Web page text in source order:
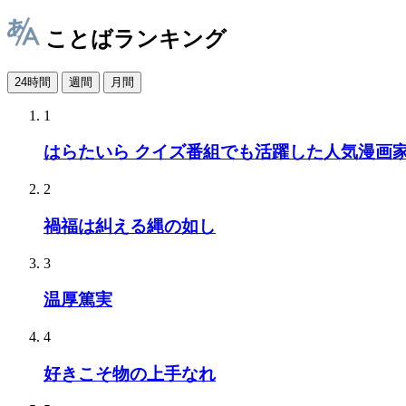
ことばランキング
24時間 週間 月間
1
はらたいら クイズ番組でも活躍した人気漫画
2
禍福は糾える縄の如し
3
温厚篤実
4
好きこそ物の上手なれ